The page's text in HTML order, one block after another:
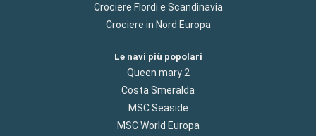
Crociere Flordi e Scandinavia
Crociere in Nord Europa
Le navi più popolari
Queen mary 2
Costa Smeralda
MSC Seaside
MSC World Europa